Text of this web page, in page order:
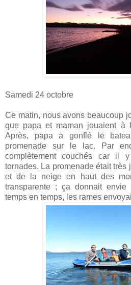
Samedi 24 octobre
Ce matin, nous avons beaucoup
que papa et maman jouaient à
Après, papa a gonflé le
promenade sur le lac. Par
complètement couchés car il
tornades. La promenade était très
et de la neige en haut des
transparente ; ça donnait
temps en temps, les rames